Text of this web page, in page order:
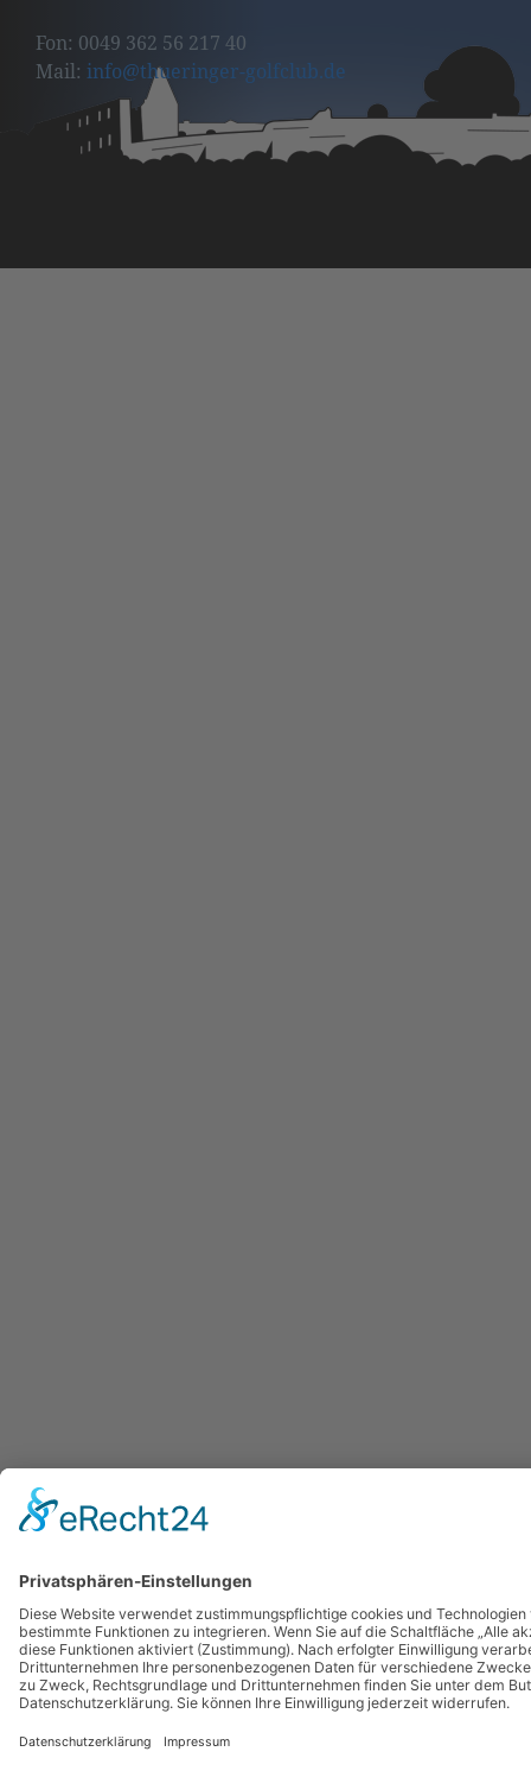
Fon: 0049 362 56 217 40
Mail: info@thueringer-golfclub.de